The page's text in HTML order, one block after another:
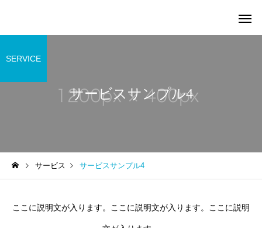
サービスサンプル4
SERVICE
サービス サービスサンプル4
ここに説明文が入ります。ここに説明文が入ります。ここに説明